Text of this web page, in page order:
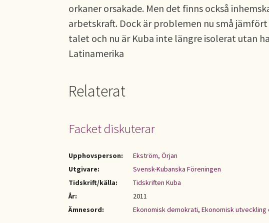
orkaner orsakade. Men det finns också
arbetskraft. Dock är problemen nu små
talet och nu är Kuba inte längre isolerat utan
Latinamerika
Relaterat
Facket diskuterar
Upphovsperson:
Ekström, Örjan
Utgivare:
Svensk-Kubanska Föreningen
Tidskrift/källa:
Tidskriften Kuba
År:
2011
Ämnesord:
Ekonomisk demokrati, Ekonomisk utveckling